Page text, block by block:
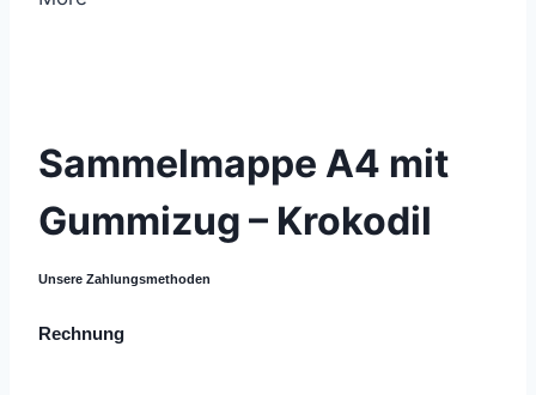
Sammelmappe A4 mit
Gummizug – Krokodil
Unsere Zahlungsmethoden
Rechnung